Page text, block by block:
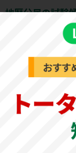
地歴公民の試験
日本史：例年大問
ます。史料問題や
心に出題されます
ましょう。
世界史：例年大問
ます。出題範囲が